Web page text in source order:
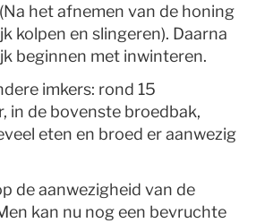
het afnemen van de honing
kolpen en slingeren). Daarna
beginnen met inwinteren.
imkers: rond 15
in de bovenste broedbak,
eten en broed er aanwezig
de aanwezigheid van de
kan nu nog een bevruchte